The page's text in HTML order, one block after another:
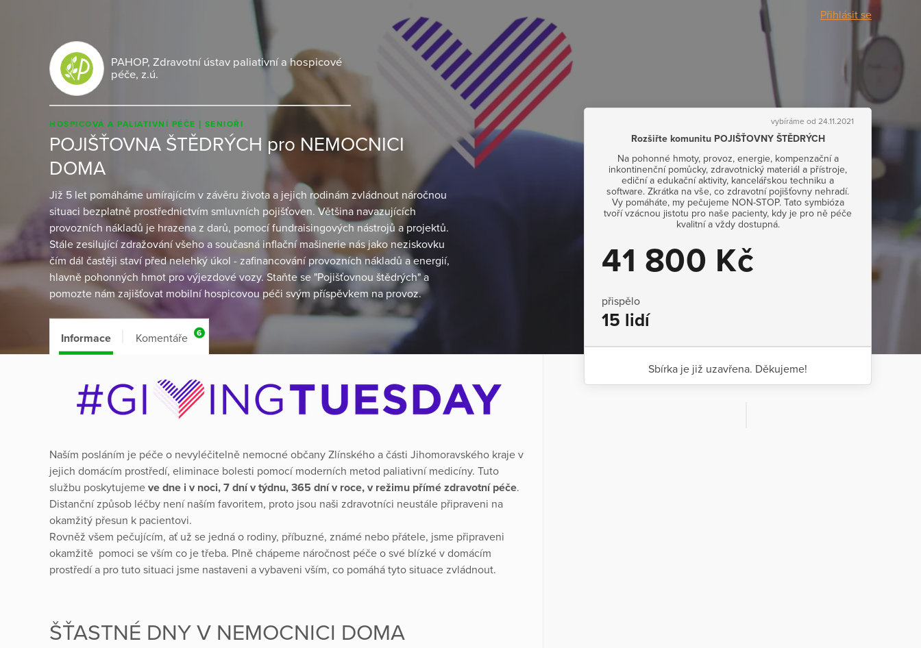
Přihlásit se
PAHOP, Zdravotní ústav paliativní a hospicové
péče, z.ú.
HOSPICOVÁ A PALIATIVNÍ PÉČE SENIOŘI
POJIŠŤOVNA ŠTĚDRÝCH pro NEMOCNICI
DOMA
Již 5 let pomáháme umírajícím v závěru života a jejich rodinám zvládnout náročnou
situaci bezplatně prostřednictvím smluvních pojišťoven. Většina navazujících
provozních nákladů je hrazena z darů, pomocí fundraisingových nástrojů a projektů.
Stále zesilující zdražování všeho a současná inflační mašinerie nás jako neziskovku
čím dál častěji staví před nelehký úkol - zafinancování provozních nákladů a energií,
hlavně pohonných hmot pro výjezdové vozy. Staňte se "Pojišťovnou štědrých" a
pomozte nám zajišťovat mobilní hospicovou péči svým příspěvkem na provoz.
vybíráme od 24.11.2021
Rozšiřte komunitu POJIŠŤOVNY ŠTĚDRÝCH
Na pohonné hmoty, provoz, energie, kompenzační a
inkontinenční pomůcky, zdravotnický materiál a přístroje,
ediční a edukační aktivity, kancelářskou techniku a
software. Zkrátka na vše, co zdravotní pojišťovny nehradí.
Vy pomáháte, my pečujeme NON-STOP. Tato symbióza
tvoří vzácnou jistotu pro naše pacienty, kdy je pro ně péče
kvalitní a vždy dostupná.
41 800 Kč
přispělo
15 lidí
Sbírka je již uzavřena. Děkujeme!
Informace Komentáře 6
Naším posláním je péče o nevyléčitelně nemocné občany Zlínského a části Jihomoravského kraje v
jejich domácím prostředí, eliminace bolesti pomocí moderních metod paliativní medicíny. Tuto
službu poskytujeme ve dne i v noci, 7 dní v týdnu, 365 dní v roce, v režimu přímé zdravotní péče.
Distanční způsob léčby není naším favoritem, proto jsou naši zdravotníci neustále připraveni na
okamžitý přesun k pacientovi.
Rovněž všem pečujícím, ať už se jedná o rodiny, příbuzné, známé nebo přátele, jsme připraveni
okamžitě pomoci se vším co je třeba. Plně chápeme náročnost péče o své blízké v domácím
prostředí a pro tuto situaci jsme nastaveni a vybaveni vším, co pomáhá tyto situace zvládnout.
ŠŤASTNÉ DNY V NEMOCNICI DOMA